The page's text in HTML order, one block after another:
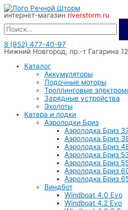
Перейти
к
содержимому
интернет-магазин riverstorm.ru
8 (952) 477-40-97
Нижний Новгород, пр.-т Гагарина
Каталог
Аккумуляторы
Лодочные моторы
Троллинговые
Зарядные устройства
Эхолоты
Катера и лодки
Аэролодки Бриз
Аэролодка Бриз
Аэролодка Бриз
Аэролодка Бриз
Аэролодка Бриз
Аэролодка Бриз
Аэролодка Бриз
Аэролодка Бриз
Виндбот
Windboat 4.0 Evo
Windboat 4.2 Evo